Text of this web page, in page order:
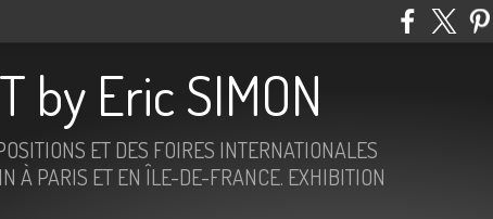
by Eric SIMON
ET DES FOIRES INTERNATIONALES
À PARIS ET EN ÎLE-DE-FRANCE. EXHIBITION